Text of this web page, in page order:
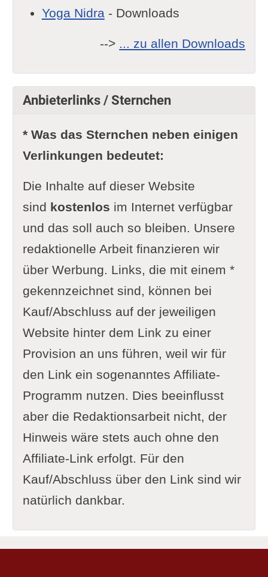
Yoga Nidra- Downloads
--> ... zu allen Downloads
Anbieterlinks / Sternchen
* Was das Sternchen neben einigen
Verlinkungen bedeutet:
Die Inhalte auf dieser Website
sind kostenlos im Internet verfügbar
und das soll auch so bleiben. Unsere
redaktionelle Arbeit finanzieren wir
über Werbung. Links, die mit einem *
gekennzeichnet sind, können bei
Kauf/Abschluss auf der jeweiligen
Website hinter dem Link zu einer
Provision an uns führen, weil wir für
den Link ein sogenanntes Affiliate-
Programm nutzen. Dies beeinflusst
aber die Redaktionsarbeit nicht, der
Hinweis wäre stets auch ohne den
Affiliate-Link erfolgt. Für den
Kauf/Abschluss über den Link sind wir
natürlich dankbar.